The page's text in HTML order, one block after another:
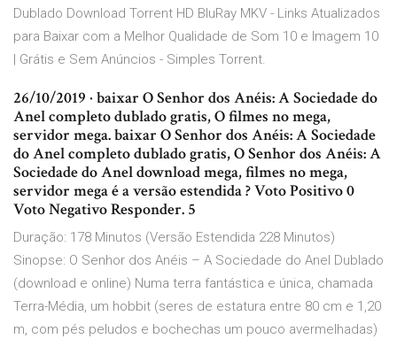
Dublado Download Torrent HD BluRay MKV - Links Atualizados
para Baixar com a Melhor Qualidade de Som 10 e Imagem 10
| Grátis e Sem Anúncios - Simples Torrent.
26/10/2019 · baixar O Senhor dos Anéis: A Sociedade do
Anel completo dublado gratis, O filmes no mega,
servidor mega. baixar O Senhor dos Anéis: A Sociedade
do Anel completo dublado gratis, O Senhor dos Anéis: A
Sociedade do Anel download mega, filmes no mega,
servidor mega é a versão estendida ? Voto Positivo 0
Voto Negativo Responder. 5
Duração: 178 Minutos (Versão Estendida 228 Minutos)
Sinopse: O Senhor dos Anéis – A Sociedade do Anel Dublado
(download e online) Numa terra fantástica e única, chamada
Terra-Média, um hobbit (seres de estatura entre 80 cm e 1,20
m, com pés peludos e bochechas um pouco avermelhadas)